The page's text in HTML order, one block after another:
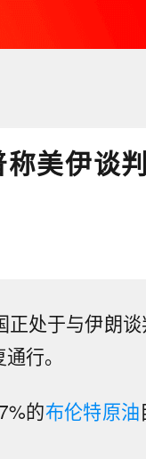
美伊谈
处于与伊朗谈
行。
的布伦特原油